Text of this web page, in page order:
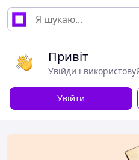
Привіт
Увійди і
Увійти